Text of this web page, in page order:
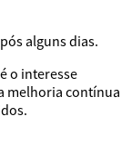
alguns dias.
o interesse
melhoria contínua